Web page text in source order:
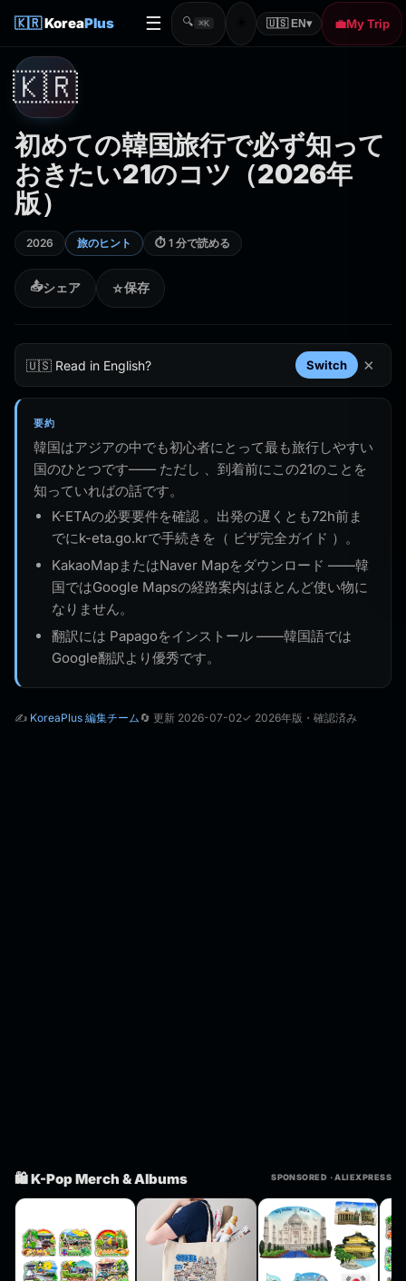
🇰🇷KoreaPlus ☰ 🔍 ⌘K 🇺🇸 EN▾ 💼My Trip
🇰🇷
初めての韓国旅行で必ず知って
おきたい21のコツ（2026年
版）
2026 旅のヒント ⏱ 1 分で読める
📤シェア ☆保存
🇺🇸 Read in English? Switch ×
要約
韓国はアジアの中でも初心者にとって最も旅行しやすい
国のひとつです—— ただし 、到着前にこの21のことを
知っていればの話です。
K-ETAの必要要件を確認 。出発の遅くとも72h前ま
でにk-eta.go.krで手続きを（ ビザ完全ガイド ）。
KakaoMapまたはNaver Mapをダウンロード ——韓
国ではGoogle Mapsの経路案内はほとんど使い物に
なりません。
翻訳には Papagoをインストール ——韓国語では
Google翻訳より優秀です。
✍️ KoreaPlus 編集チーム🔄 更新 2026-07-02✓ 2026年版・確認済み
🛍️ K-Pop Merch & Albums SPONSORED · ALIEXPRESS